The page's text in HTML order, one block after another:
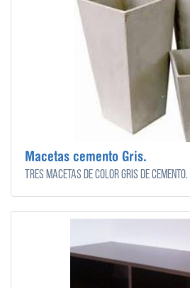
Macetas cemento Gris.
Tres macetas de color gris de cemento.